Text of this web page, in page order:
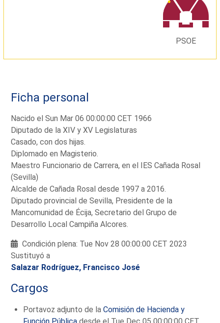
PSOE
Ficha personal
Nacido el Sun Mar 06 00:00:00 CET 1966
Diputado de la XIV y XV Legislaturas
Casado, con dos hijas.
Diplomado en Magisterio.
Maestro Funcionario de Carrera, en el IES Cañada Rosal
(Sevilla)
Alcalde de Cañada Rosal desde 1997 a 2016.
Diputado provincial de Sevilla, Presidente de la
Mancomunidad de Écija, Secretario del Grupo de
Desarrollo Local Campiña Alcores.
Condición plena: Tue Nov 28 00:00:00 CET 2023
Sustituyó a
Salazar Rodríguez, Francisco José
Cargos
Portavoz adjunto de laComisión de Hacienda y